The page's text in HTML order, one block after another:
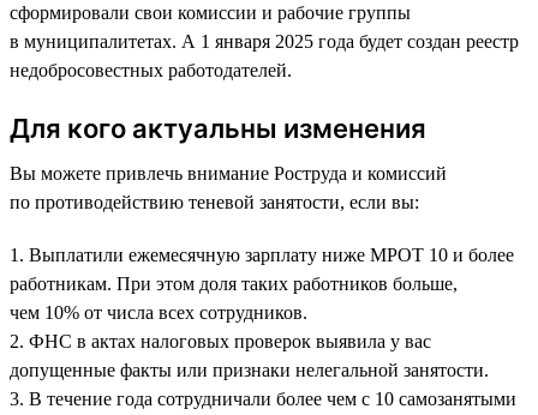
сформировали свои комиссии и рабочие группы
в муниципалитетах. А 1 января 2025 года будет создан реестр
недобросовестных работодателей.
Для кого актуальны изменения
Вы можете привлечь внимание Роструда и комиссий
по противодействию теневой занятости, если вы:
1. Выплатили ежемесячную зарплату ниже МРОТ 10 и более
работникам. При этом доля таких работников больше,
чем 10% от числа всех сотрудников.
2. ФНС в актах налоговых проверок выявила у вас
допущенные факты или признаки нелегальной занятости.
3. В течение года сотрудничали более чем с 10 самозанятыми